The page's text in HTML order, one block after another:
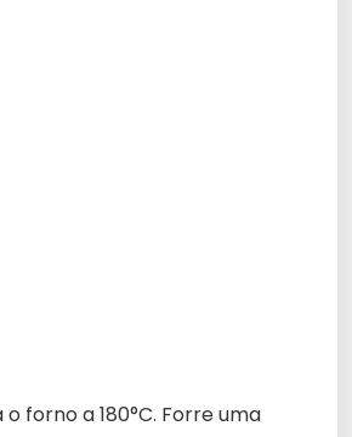
forno a 180°C. Forre uma